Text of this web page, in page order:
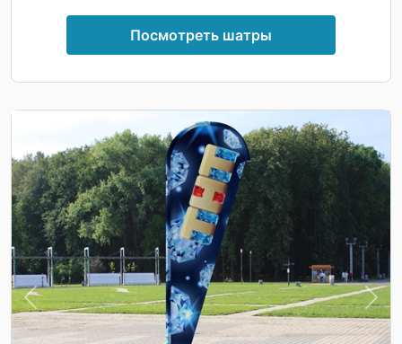
Посмотреть шатры
Previous Next